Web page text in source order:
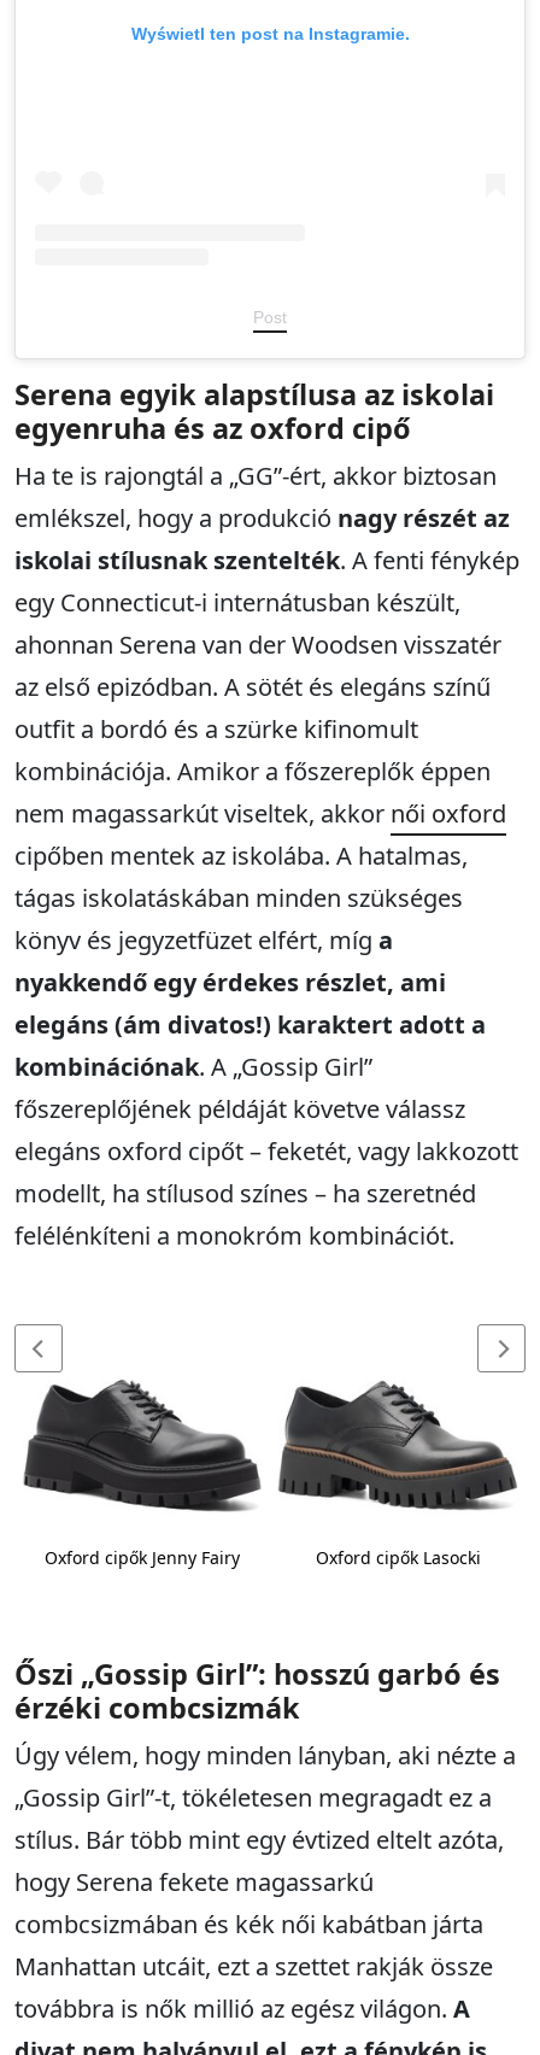
Wyświetl ten post na Instagramie.
Post
Serena egyik alapstílusa az iskolai
egyenruha és az oxford cipő
Ha te is rajongtál a „GG”-ért, akkor biztosan
emlékszel, hogy a produkció nagy részét az
iskolai stílusnak szentelték. A fenti fénykép
egy Connecticut-i internátusban készült,
ahonnan Serena van der Woodsen visszatér
az első epizódban. A sötét és elegáns színű
outfit a bordó és a szürke kifinomult
kombinációja. Amikor a főszereplők éppen
nem magassarkút viseltek, akkor női oxford
cipőben mentek az iskolába. A hatalmas,
tágas iskolatáskában minden szükséges
könyv és jegyzetfüzet elfért, míg a
nyakkendő egy érdekes részlet, ami
elegáns (ám divatos!) karaktert adott a
kombinációnak. A „Gossip Girl”
főszereplőjének példáját követve válassz
elegáns oxford cipőt – feketét, vagy lakkozott
modellt, ha stílusod színes – ha szeretnéd
felélénkíteni a monokróm kombinációt.
Oxford cipők Jenny Fairy Oxford cipők Lasocki
Őszi „Gossip Girl”: hosszú garbó és
érzéki combcsizmák
Úgy vélem, hogy minden lányban, aki nézte a
„Gossip Girl”-t, tökéletesen megragadt ez a
stílus. Bár több mint egy évtized eltelt azóta,
hogy Serena fekete magassarkú
combcsizmában és kék női kabátban járta
Manhattan utcáit, ezt a szettet rakják össze
továbbra is nők millió az egész világon. A